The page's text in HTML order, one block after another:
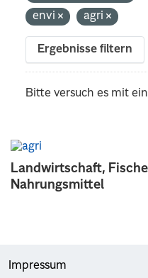
Landwirtschaft,
Nahrungsmittel
envi
agri
Ergebnisse filtern
Bitte versuch es mit
Impressum